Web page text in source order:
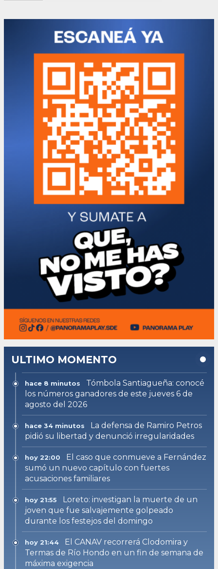
ULTIMO MOMENTO
hace 8 minutos
Tómbola Santiagueña: conocé
los números ganadores de este jueves 6 de
agosto del 2026
hace 34 minutos
La defensa de Ramiro Petros
pidió su libertad y denunció irregularidades
hoy 22:00
El caso que conmueve a Fernández
sumó un nuevo capítulo con fuertes
acusaciones familiares
hoy 21:55
Loreto: investigan la muerte de un
joven que fue salvajemente golpeado
durante los festejos del domingo
hoy 21:44
El CANAV recorrerá Clodomira y
Termas de Río Hondo en un fin de semana de
máxima exigencia